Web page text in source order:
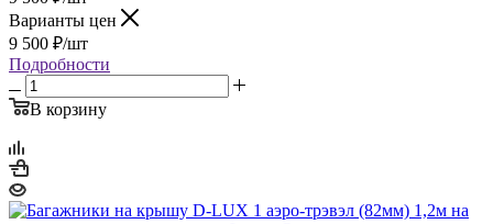
Варианты цен
9 500 ₽/шт
Подробности
В корзину